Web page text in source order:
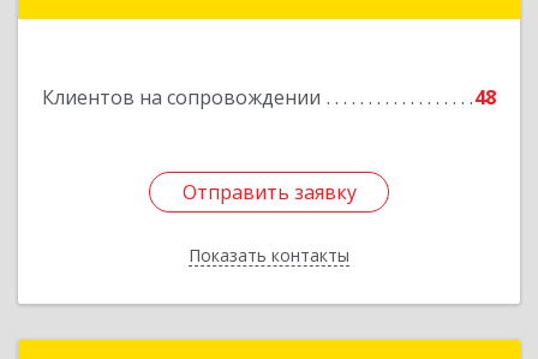
Клиентов на сопровождении 48
Отправить заявку
Показать контакты
Отправить заявку
Назад